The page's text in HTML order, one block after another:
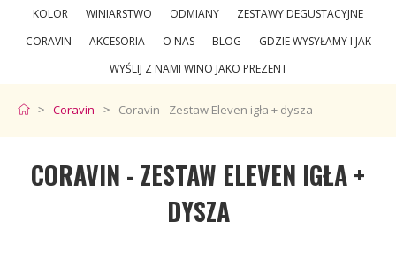
KOLOR WINIARSTWO ODMIANY
ZESTAWY DEGUSTACYJNE
CORAVIN
AKCESORIA O NAS BLOG
GDZIE WYSYŁAMY I JAK
WYŚLIJ Z NAMI WINO JAKO PREZENT
Coravin Coravin - Zestaw Eleven igła + dysza
CORAVIN - ZESTAW ELEVEN IGŁA +
DYSZA